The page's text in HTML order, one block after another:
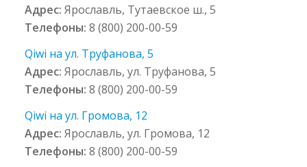
Адрес:Ярославль, Тутаевское ш., 5
Телефоны:8 (800) 200-00-59
Qiwi на ул. Труфанова, 5
Адрес:Ярославль, ул. Труфанова, 5
Телефоны:8 (800) 200-00-59
Qiwi на ул. Громова, 12
Адрес:Ярославль, ул. Громова, 12
Телефоны:8 (800) 200-00-59